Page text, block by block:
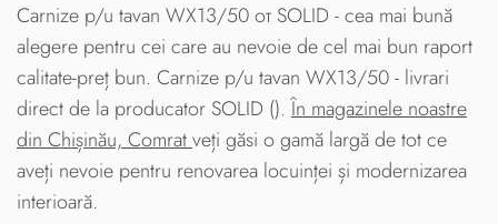
Carnize p/u tavan WX13/50 от SOLID - cea mai bună
alegere pentru cei care au nevoie de cel mai bun raport
calitate-preț bun. Carnize p/u tavan WX13/50 - livrari
direct de la producator SOLID ().În magazinele noastre
din Chișinău, Comratveți găsi o gamă largă de tot ce
aveți nevoie pentru renovarea locuinței și modernizarea
interioară.